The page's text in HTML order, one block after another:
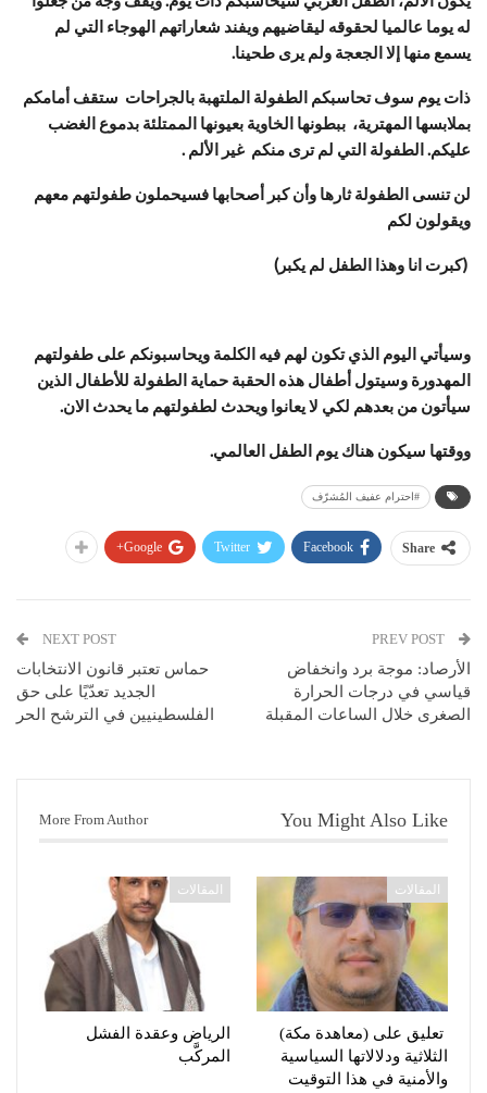
له يوما عالميا لحقوقه ليقاضيهم ويفند شعاراتهم الهوجاء التي لم
يسمع منها إلا الجعجة ولم يرى طحينا.
ذات يوم سوف تحاسبكم الطفولة الملتهبة بالجراحات ستقف أمامكم
بملابسها المهترية، ببطونها الخاوية بعيونها الممتلئة بدموع الغضب
عليكم. الطفولة التي لم ترى منكم غير الألم .
لن تنسى الطفولة ثارها وأن كبر أصحابها فسيحملون طفولتهم معهم
ويقولون لكم
(كبرت انا وهذا الطفل لم يكبر)
وسيأتي اليوم الذي تكون لهم فيه الكلمة ويحاسبونكم على طفولتهم
المهدورة وسيتول أطفال هذه الحقبة حماية الطفولة للأطفال الذين
سيأتون من بعدهم لكي لا يعانوا ويحدث لطفولتهم ما يحدث الان.
ووقتها سيكون هناك يوم الطفل العالمي.
#احترام عفيف المُشرّف
Share
Facebook
Twitter
Google+
الأرصاد: موجة برد وانخفاض
قياسي في درجات الحرارة
الصغرى خلال الساعات المقبلة
NEXT POST
حماس تعتبر قانون الانتخابات
الجديد تعدّيًا على حق
الفلسطينيين في الترشح الحر
You Might Also Like
More From Author
المقالات
تعليق على (معاهدة مكة)
الثلاثية ودلالاتها السياسية
والأمنية في هذا التوقيت
المقالات
الرياض وعقدة الفشل
المركَّب